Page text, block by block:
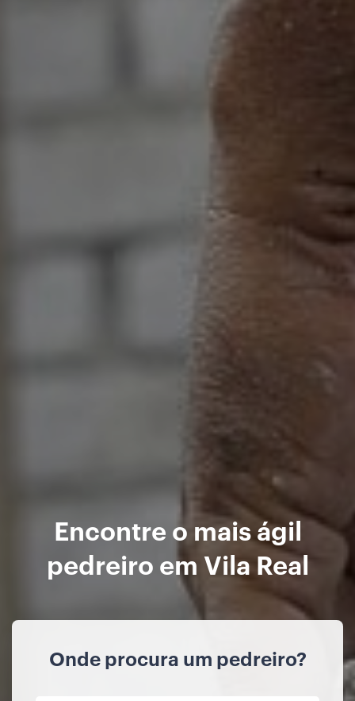
Encontre o mais ágil
pedreiro em Vila Real
Onde procura um pedreiro?